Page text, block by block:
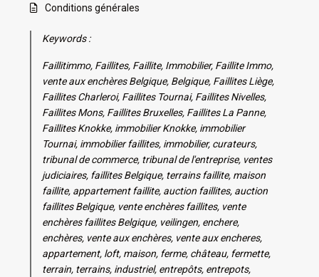
Conditions générales
Keywords :
Faillitimmo, Faillites, Faillite, Immobilier, Faillite Immo,
vente aux enchères Belgique, Belgique, Faillites Liège,
Faillites Charleroi, Faillites Tournai, Faillites Nivelles,
Faillites Mons, Faillites Bruxelles, Faillites La Panne,
Faillites Knokke, immobilier Knokke, immobilier
Tournai, immobilier faillites, immobilier, curateurs,
tribunal de commerce, tribunal de l'entreprise, ventes
judiciaires, faillites Belgique, terrains faillite, maison
faillite, appartement faillite, auction faillites, auction
faillites Belgique, vente enchères faillites, vente
enchères faillites Belgique, veilingen, enchere,
enchères, vente aux enchères, vente aux encheres,
appartement, loft, maison, ferme, château, fermette,
terrain, terrains, industriel, entrepôts, entrepots,